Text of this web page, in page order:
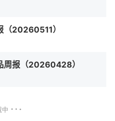
（20260511）
周报（20260428）
中